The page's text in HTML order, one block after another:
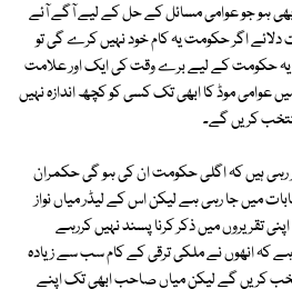
بھی ہو جو عوامی مسائل کے حل کے لیے آگے آئے
دلائے اگر حکومت یہ کام خود نہیں کرے گی تو
یہ حکومت کے لیے برے وقت کی ایک اور علامت
عوامی موڈ کا ابھی تک کسی کو کچھ اندازہ نہیں
کریں گے۔
ہیں کہ اگلی حکومت ان کی ہو گی حکمران
میں جا رہی ہے لیکن اس کے لیڈر میاں نواز
تقریروں میں ذکر کرنا پسند نہیں کررہے
کہ انھوں نے ملکی ترقی کے کام سب سے زیادہ
کریں گے لیکن میاں صاحب ابھی تک اپنے